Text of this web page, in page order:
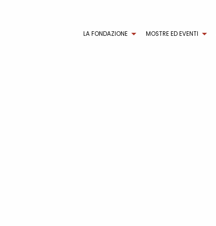
LA FONDAZIONE MOSTRE ED EVENTI